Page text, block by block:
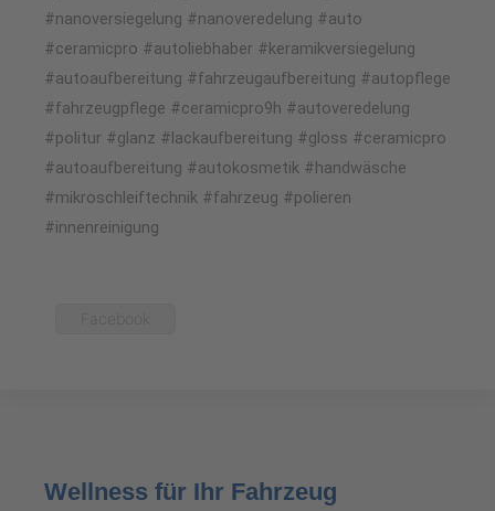
#nanoversiegelung #nanoveredelung #auto
#ceramicpro #autoliebhaber #keramikversiegelung
#autoaufbereitung #fahrzeugaufbereitung #autopflege
#fahrzeugpflege #ceramicpro9h #autoveredelung
#politur #glanz #lackaufbereitung #gloss #ceramicpro
#autoaufbereitung #autokosmetik #handwäsche
#mikroschleiftechnik #fahrzeug #polieren
#innenreinigung
Wellness für Ihr Fahrzeug